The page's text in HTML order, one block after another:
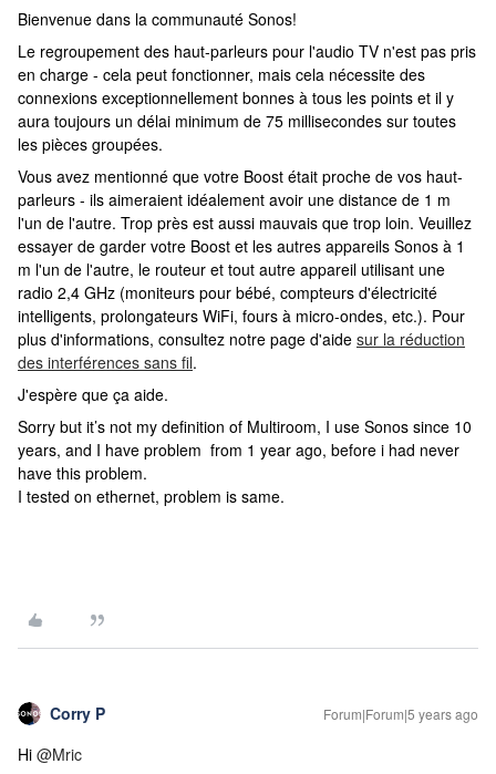
Bienvenue dans la communauté Sonos!
Le regroupement des haut-parleurs pour l'audio TV n'est pas pris
en charge - cela peut fonctionner, mais cela nécessite des
connexions exceptionnellement bonnes à tous les points et il y
aura toujours un délai minimum de 75 millisecondes sur toutes
les pièces groupées.
Vous avez mentionné que votre Boost était proche de vos haut-
parleurs - ils aimeraient idéalement avoir une distance de 1 m
l'un de l'autre. Trop près est aussi mauvais que trop loin. Veuillez
essayer de garder votre Boost et les autres appareils Sonos à 1
m l'un de l'autre, le routeur et tout autre appareil utilisant une
radio 2,4 GHz (moniteurs pour bébé, compteurs d'électricité
intelligents, prolongateurs WiFi, fours à micro-ondes, etc.). Pour
plus d'informations, consultez notre page d'aide sur la réduction
des interférences sans fil.
J'espère que ça aide.
Sorry but it’s not my definition of Multiroom, I use Sonos since 10
years, and I have problem from 1 year ago, before i had never
have this problem.
I tested on ethernet, problem is same.
Corry P Forum|Forum|5 years ago
Hi @Mric